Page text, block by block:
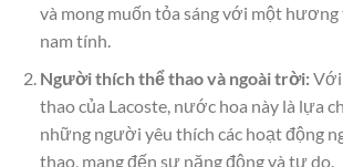
và mong muốn tỏa sáng với một
nam tính.
Người thích thể thao và ngoài trời:Với
thao của Lacoste, nước hoa này là lựa
những người yêu thích các hoạt động
thao, mang đến sự năng động và tự do.